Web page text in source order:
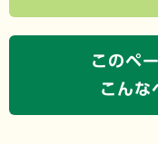
このペ
こんな